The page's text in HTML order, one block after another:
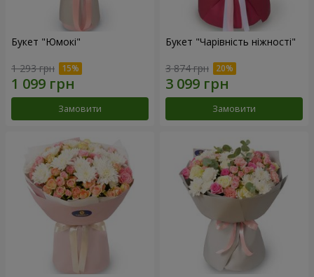
Букет "Юмокі"
1 293 грн
Замовити
Букет "Чарівність ніжності"
3 874 грн
Замовити